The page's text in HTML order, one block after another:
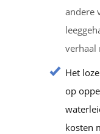
andere
verhaal
Het
op
kosten